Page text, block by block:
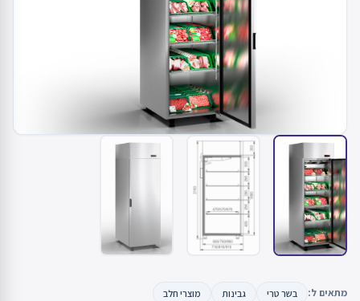
מתאים ל: בשר טרי גבינות מוצרי חלב